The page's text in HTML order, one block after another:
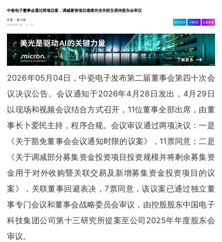
中瓷电子董事会通过两项议案，调减募资项目规模并涉关联交易待股东会审议
作者：集小微
05-04 00:30
7041
相关舆情 AI解读 生成海报
2026年05月04日，中瓷电子发布第二届董事会第四十次会
议决议公告。会议通知于2026年4月28日发出，4月29日
以现场和视频会议结合方式召开，11位董事全部出席，由董
事长卜爱民主持，程序合规。会议审议通过两项决议：一是
《关于豁免董事会会议通知时限的议案》，11票同意；二是
《关于调减部分募集资金投资项目投资规模并将剩余募集资
金用于对外收购暨关联交易及新增募集资金投资项目的议
案》，关联董事回避表决，7票同意，该议案已通过独立董
事专门会议和董事会战略委员会审议，由控股股东中国电子
科技集团公司第十三研究所提案至公司2025年年度股东会
审议。